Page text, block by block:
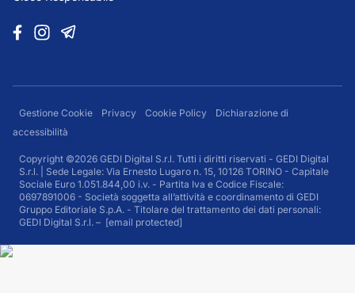
Gestione Cookie Privacy Cookie Policy
Dichiarazione di
accessibilità
Copyright ©2026 GEDI Digital S.r.l. Tutti i diritti riservati - GEDI Digital
S.r.l. | Sede Legale: Via Ernesto Lugaro n. 15, 10126 TORINO - Capitale
Sociale Euro 1.051.844,00 i.v. - Partita Iva e Codice Fiscale:
0697891006 - Società soggetta all’attività e coordinamento di GEDI
Gruppo Editoriale S.p.A. - Titolare del trattamento dei dati personali:
GEDI Digital S.r.l. – [email protected]